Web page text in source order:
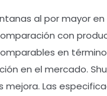
al por mayor
con
en
en el mercado.
Las